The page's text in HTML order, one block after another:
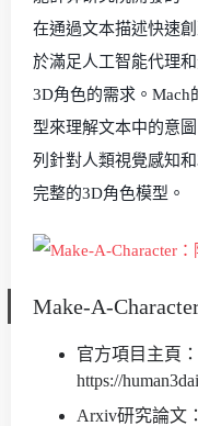
在通過文本描述快速
於滿足人工智能代理
3D角色的需求。Mach
型來理解文本中的意
列針對人類視覺感知
完整的3D角色模型。
Make-A-
官方項目主頁：
https://
Arxiv研究論文